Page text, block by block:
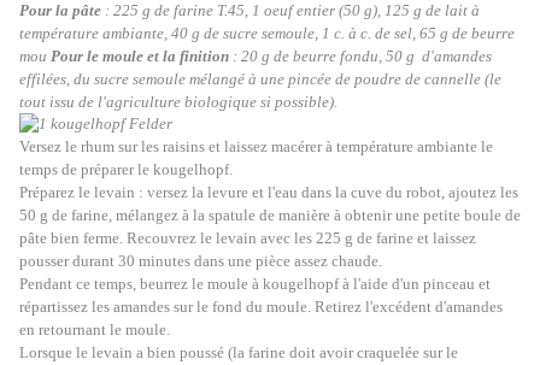
Pour la pâte : 225 g de farine T.45, 1 oeuf entier (50 g), 125 g de lait à
température ambiante, 40 g de sucre semoule, 1 c. à c. de sel, 65 g de beurre
mou Pour le moule et la finition : 20 g de beurre fondu, 50 g d'amandes
effilées, du sucre semoule mélangé à une pincée de poudre de cannelle (le
tout issu de l'agriculture biologique si possible).
Versez le rhum sur les raisins et laissez macérer à température ambiante le
temps de préparer le kougelhopf.
Préparez le levain : versez la levure et l'eau dans la cuve du robot, ajoutez les
50 g de farine, mélangez à la spatule de manière à obtenir une petite boule de
pâte bien ferme. Recouvrez le levain avec les 225 g de farine et laissez
pousser durant 30 minutes dans une pièce assez chaude.
Pendant ce temps, beurrez le moule à kougelhopf à l'aide d'un pinceau et
répartissez les amandes sur le fond du moule. Retirez l'excédent d'amandes
en retournant le moule.
Lorsque le levain a bien poussé (la farine doit avoir craquelée sur le